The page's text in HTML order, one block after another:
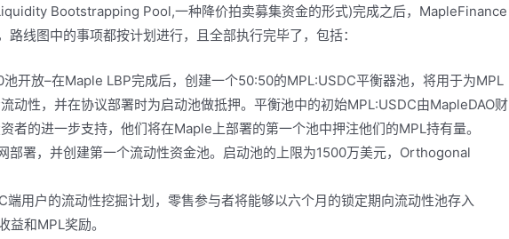
Bootstrapping Pool,一种降价拍卖募集资金的形式)完成之后，MapleFinance
路线图中的事项都按计划进行，且全部执行完毕了，包括：
开放–在Maple LBP完成后，创建一个50:50的MPL:USDC平衡器池，将用于为MPL
动性，并在协议部署时为启动池做抵押。平衡池中的初始MPL:USDC由MapleDAO财
者的进一步支持，他们将在Maple上部署的第一个池中押注他们的MPL持有量。
部署，并创建第一个流动性资金池。启动池的上限为1500万美元，Orthogonal
端用户的流动性挖掘计划，零售参与者将能够以六个月的锁定期向流动性池存入
益和MPL奖励。